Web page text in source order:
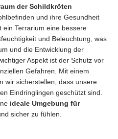
der Schildkröten
und ihre Gesundheit
Terrarium eine bessere
und Beleuchtung, was
und die Entwicklung der
Aspekt ist der Schutz vor
Gefahren. Mit einem
wir sicherstellen, dass unsere
Eindringlingen geschützt sind.
ideale Umgebung für
sicher zu fühlen.